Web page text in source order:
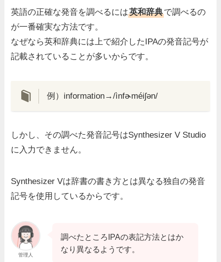
英語の正確な発音を調べるには英和辞典で調べるの
が一番確実な方法です。
なぜなら英和辞典には上で紹介したIPAの発音記号が
記載されていることが多いからです。
例）information→/ìnfɚméiʃən/
しかし、その調べた発音記号はSynthesizer V Studio
に入力できません。
Synthesizer Vは辞書の書き方とは異なる独自の発音
記号を使用しているからです。
管理人
調べたところIPAの表記方法とはか
なり異なるようです。